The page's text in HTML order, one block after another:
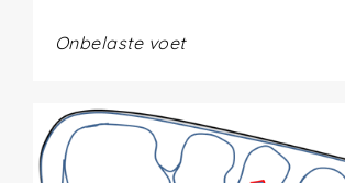
Onbelaste voet